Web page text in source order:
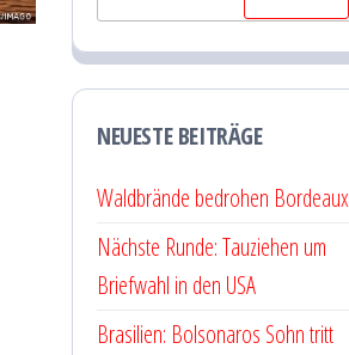
nach:
NEUESTE BEITRÄGE
Waldbrände bedrohen Bordeaux
Nächste Runde: Tauziehen um
Briefwahl in den USA
Brasilien: Bolsonaros Sohn tritt